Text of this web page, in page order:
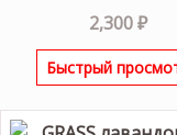
2,300₽
Быстрый